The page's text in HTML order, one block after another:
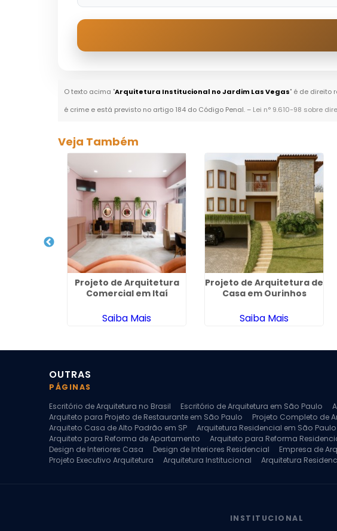
O texto acima "Arquitetura Institucional no Jardim Las Vegas" é de direito
é crime e está previsto no artigo 184 do Código Penal. – Lei n° 9.610-98 sobre
Veja Também
Projeto de Arquitetura
Comercial em Itaí
Saiba Mais
Projeto de Arquitetura de
Casa em Ourinhos
Saiba Mais
OUTRAS
PÁGINAS
Escritório de Arquitetura no Brasil
Escritório de Arquitetura em São Paulo
Arquiteto para Projeto de Restaurante em São Paulo
Projeto Completo de
Arquiteto Casa de Alto Padrão em SP
Arquitetura Residencial em São Paulo
Arquiteto para Reforma de Apartamento
Arquiteto para Reforma
Design de Interiores Casa
Design de Interiores Residencial Empresa de
Projeto Executivo Arquitetura
Arquitetura Institucional Arquitetura
INSTITUCIONAL